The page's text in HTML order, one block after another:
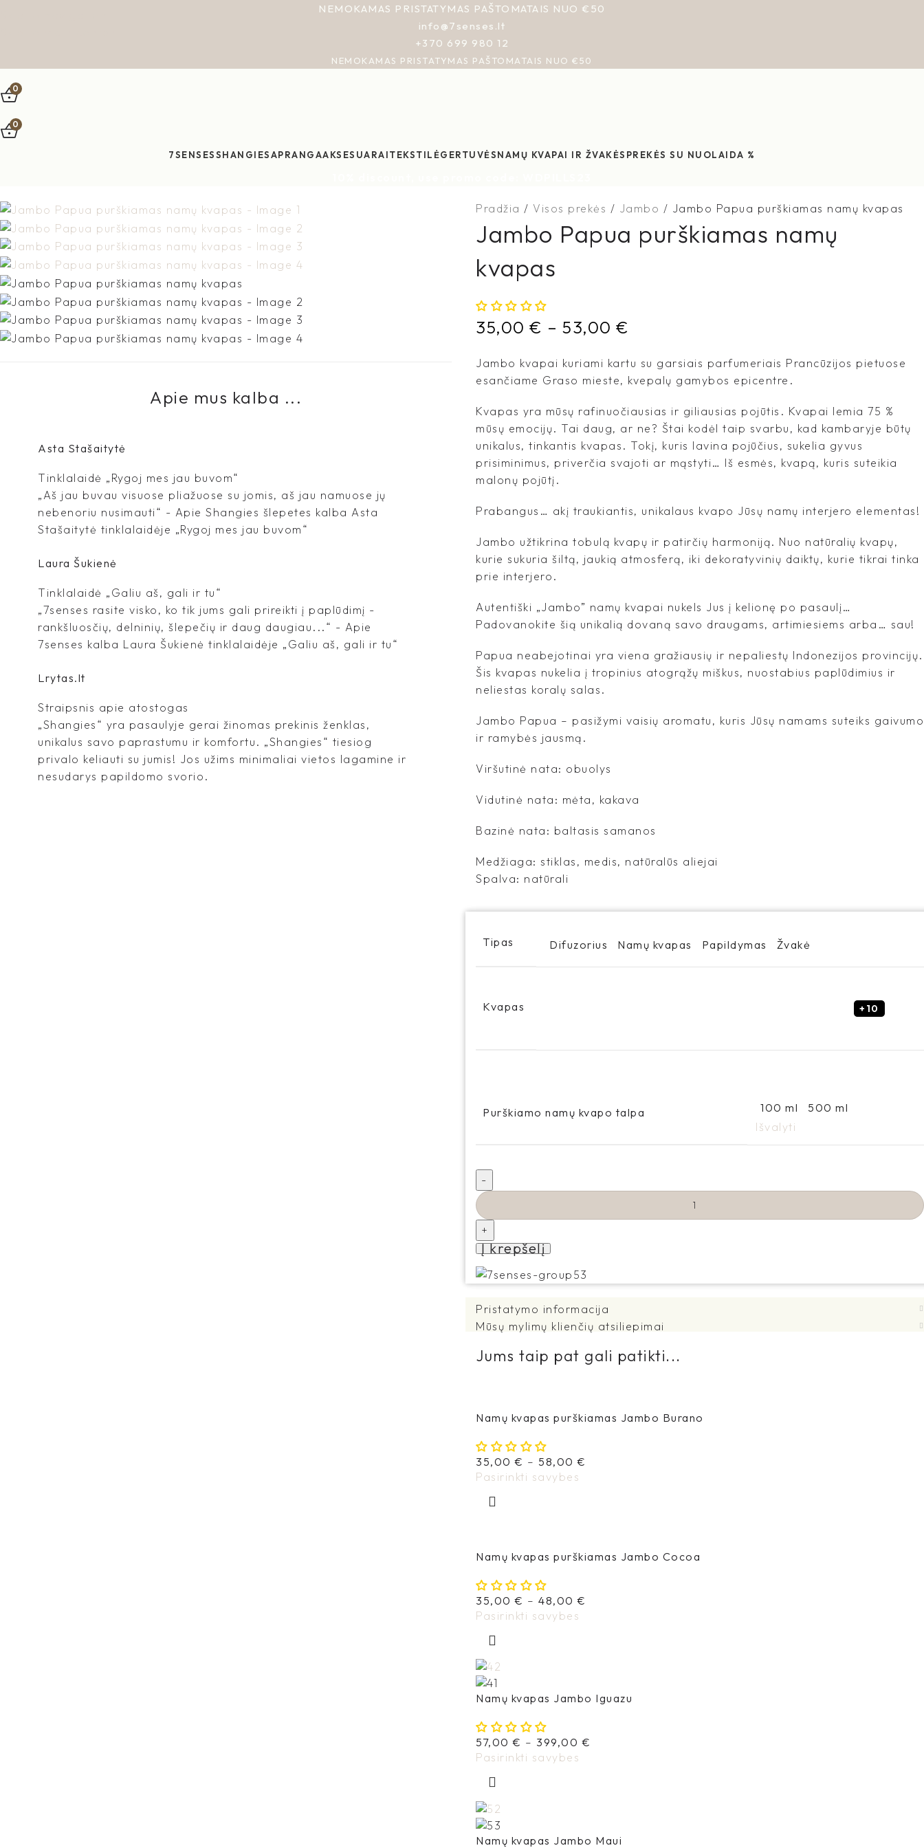
NEMOKAMAS PRISTATYMAS PAŠTOMATAIS NUO €50
info@7senses.lt
+370 699 980 12
NEMOKAMAS PRISTATYMAS PAŠTOMATAIS NUO €50
0
0
7SENSESSHANGIESAPRANGAAKSESUARAITEKSTILĖGERTUVĖSNAMŲ KVAPAI IR ŽVAKĖS PREKĖS SU NUOLAIDA %
Apie mus kalba ...
Asta Stašaitytė
Tinklalaidė „Rygoj mes jau buvom“
„Aš jau buvau visuose pliažuose su jomis, aš jau namuose jų
nebenoriu nusimauti“ - Apie Shangies šlepetes kalba Asta
Stašaitytė tinklalaidėje „Rygoj mes jau buvom“
Laura Šukienė
Tinklalaidė „Galiu aš, gali ir tu“
„7senses rasite visko, ko tik jums gali prireikti į paplūdimį -
rankšluosčių, delninių, šlepečių ir daug daugiau...“ - Apie
7senses kalba Laura Šukienė tinklalaidėje „Galiu aš, gali ir tu“
Lrytas.lt
Straipsnis apie atostogas
„Shangies“ yra pasaulyje gerai žinomas prekinis ženklas,
unikalus savo paprastumu ir komfortu. „Shangies“ tiesiog
privalo keliauti su jumis! Jos užims minimaliai vietos lagamine ir
nesudarys papildomo svorio.
Pradžia Visos prekės Jambo Jambo Papua purškiamas namų kvapas
Jambo Papua purškiamas namų
kvapas
35,00 € – 53,00 €
Jambo kvapai kuriami kartu su garsiais parfumeriais Prancūzijos pietuose
esančiame Graso mieste, kvepalų gamybos epicentre.
Kvapas yra mūsų rafinuočiausias ir giliausias pojūtis. Kvapai lemia 75 %
mūsų emocijų. Tai daug, ar ne? Štai kodėl taip svarbu, kad kambaryje būtų
unikalus, tinkantis kvapas. Tokį, kuris lavina pojūčius, sukelia gyvus
prisiminimus, priverčia svajoti ar mąstyti… Iš esmės, kvapą, kuris suteikia
malonų pojūtį.
Prabangus… akį traukiantis, unikalaus kvapo Jūsų namų interjero elementas!
Jambo užtikrina tobulą kvapų ir patirčių harmoniją. Nuo natūralių kvapų,
kurie sukuria šiltą, jaukią atmosferą, iki dekoratyvinių daiktų, kurie tikrai tinka
prie interjero.
Autentiški „Jambo” namų kvapai nukels Jus į kelionę po pasaulį…
Padovanokite šią unikalią dovaną savo draugams, artimiesiems arba… sau!
Papua neabejotinai yra viena gražiausių ir nepaliestų Indonezijos provincijų.
Šis kvapas nukelia į tropinius atogrąžų miškus, nuostabius paplūdimius ir
neliestas koralų salas.
Jambo Papua – pasižymi vaisių aromatu, kuris Jūsų namams suteiks gaivumo
ir ramybės jausmą.
Viršutinė nata: obuolys
Vidutinė nata: mėta, kakava
Bazinė nata: baltasis samanos
Medžiaga: stiklas, medis, natūralūs aliejai
Spalva: natūrali
Tipas Difuzorius Namų kvapas Papildymas Žvakė
Kvapas +10
Purškiamo namų kvapo talpa 100 ml
500 ml
Išvalyti
Į krepšelį
Pristatymo informacija
Mūsų mylimų klienčių atsiliepimai
Jums taip pat gali patikti...
Namų kvapas purškiamas Jambo Burano
35,00 € – 58,00 €
Pasirinkti savybes
Namų kvapas purškiamas Jambo Cocoa
35,00 € – 48,00 €
Pasirinkti savybes
Namų kvapas Jambo Iguazu
57,00 € – 399,00 €
Pasirinkti savybes
Namų kvapas Jambo Maui